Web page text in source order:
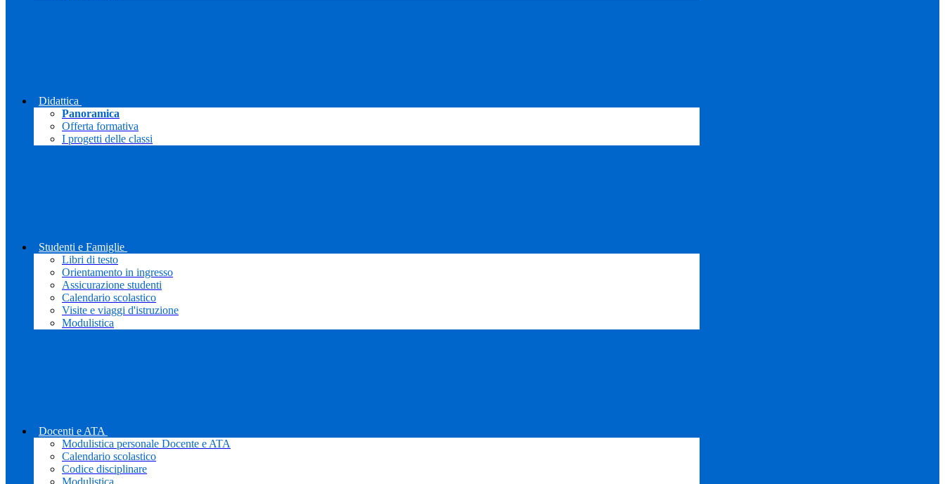
Didattica
Panoramica
Offerta formativa
I progetti delle classi
Studenti e Famiglie
Libri di testo
Orientamento in ingresso
Assicurazione studenti
Calendario scolastico
Visite e viaggi d'istruzione
Modulistica
Docenti e ATA
Modulistica personale Docente e ATA
Calendario scolastico
Codice disciplinare